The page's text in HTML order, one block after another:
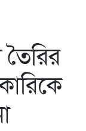
তৈরির